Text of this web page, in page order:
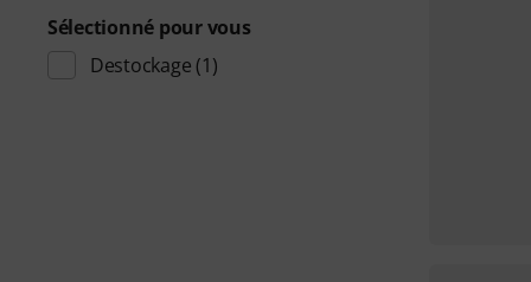
Sélectionné pour vous
Destockage (1)